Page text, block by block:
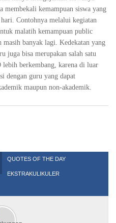
membekali kemampuan siswa yang
Contohnya melalui kegiatan
malatih kemampuan public
banyak lagi. Kedekatan yang
juga bisa merupakan salah satu
berkembang, karena di luar
dengan guru yang dapat
maupun non-akademik.
QUOTES OF THE DAY
EKSTRAKULIKULER